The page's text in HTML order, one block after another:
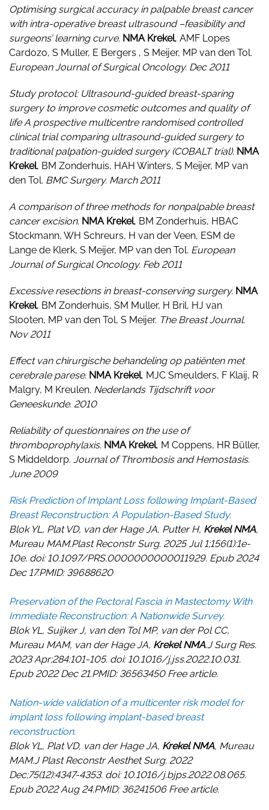
Optimising surgical accuracy in palpable breast cancer
with intra-operative breast ultrasound –feasibility and
surgeons’ learning curve. NMA Krekel, AMF Lopes
Cardozo, S Muller, E Bergers , S Meijer, MP van den Tol.
European Journal of Surgical Oncology. Dec 2011
Study protocol: Ultrasound-guided breast-sparing
surgery to improve cosmetic outcomes and quality of
life A prospective multicentre randomised controlled
clinical trial comparing ultrasound-guided surgery to
traditional palpation-guided surgery (COBALT trial). NMA
Krekel, BM Zonderhuis, HAH Winters, S Meijer, MP van
den Tol. BMC Surgery. March 2011
A comparison of three methods for nonpalpable breast
cancer excision. NMA Krekel, BM Zonderhuis, HBAC
Stockmann, WH Schreurs, H van der Veen, ESM de
Lange de Klerk, S Meijer, MP van den Tol. European
Journal of Surgical Oncology. Feb 2011
Excessive resections in breast-conserving surgery. NMA
Krekel, BM Zonderhuis, SM Muller, H Bril, HJ van
Slooten, MP van den Tol, S Meijer. The Breast Journal.
Nov 2011
Effect van chirurgische behandeling op patiënten met
cerebrale parese. NMA Krekel, MJC Smeulders, F Klaij, R
Malgry, M Kreulen. Nederlands Tijdschrift voor
Geneeskunde. 2010
Reliability of questionnaires on the use of
thromboprophylaxis. NMA Krekel, M Coppens, HR Büller,
S Middeldorp. Journal of Thrombosis and Hemostasis.
June 2009
Risk Prediction of Implant Loss following Implant-Based
Breast Reconstruction: A Population-Based Study.
Blok YL, Plat VD, van der Hage JA, Putter H, Krekel NMA,
Mureau MAM.Plast Reconstr Surg. 2025 Jul 1;156(1):1e-
10e. doi: 10.1097/PRS.0000000000011929. Epub 2024
Dec 17.PMID: 39688620
Preservation of the Pectoral Fascia in Mastectomy With
Immediate Reconstruction: A Nationwide Survey.
Blok YL, Suijker J, van den Tol MP, van der Pol CC,
Mureau MAM, van der Hage JA, Krekel NMA.J Surg Res.
2023 Apr;284:101-105. doi: 10.1016/j.jss.2022.10.031.
Epub 2022 Dec 21.PMID: 36563450 Free article.
Nation-wide validation of a multicenter risk model for
implant loss following implant-based breast
reconstruction.
Blok YL, Plat VD, van der Hage JA, Krekel NMA, Mureau
MAM.J Plast Reconstr Aesthet Surg. 2022
Dec;75(12):4347-4353. doi: 10.1016/j.bjps.2022.08.065.
Epub 2022 Aug 24.PMID: 36241506 Free article.